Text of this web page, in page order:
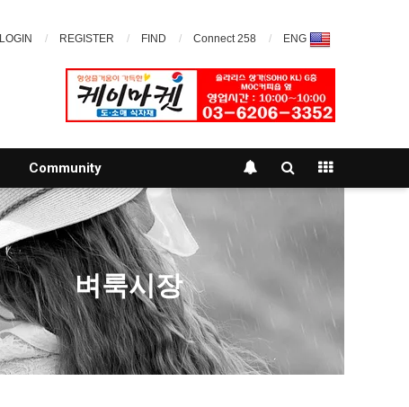
LOGIN REGISTER FIND Connect 258 ENG
Community
벼룩시장